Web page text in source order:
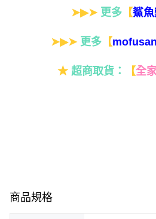
➤▶➤ 更多【鯊
➤▶➤ 更多【
★ 超商取貨： 【全
商品規格